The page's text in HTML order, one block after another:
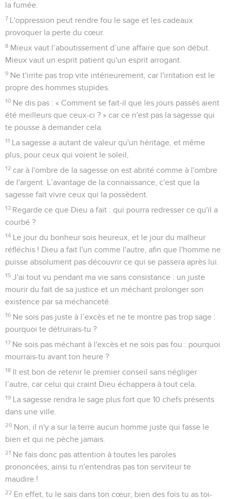
la fumée.
7 L'oppression peut rendre fou le sage et les cadeaux
provoquer la perte du cœur.
8 Mieux vaut l’aboutissement d’une affaire que son début.
Mieux vaut un esprit patient qu'un esprit arrogant.
9 Ne t'irrite pas trop vite intérieurement, car l'irritation est le
propre des hommes stupides.
10 Ne dis pas : « Comment se fait-il que les jours passés aient
été meilleurs que ceux-ci ? » car ce n'est pas la sagesse qui
te pousse à demander cela.
11 La sagesse a autant de valeur qu'un héritage, et même
plus, pour ceux qui voient le soleil,
12 car à l'ombre de la sagesse on est abrité comme à l'ombre
de l'argent. L’avantage de la connaissance, c'est que la
sagesse fait vivre ceux qui la possèdent.
13 Regarde ce que Dieu a fait : qui pourra redresser ce qu'il a
courbé ?
14 Le jour du bonheur sois heureux, et le jour du malheur
réfléchis ! Dieu a fait l'un comme l'autre, afin que l'homme ne
puisse absolument pas découvrir ce qui se passera après lui.
15 J'ai tout vu pendant ma vie sans consistance : un juste
mourir du fait de sa justice et un méchant prolonger son
existence par sa méchanceté.
16 Ne sois pas juste à l’excès et ne te montre pas trop sage :
pourquoi te détruirais-tu ?
17 Ne sois pas méchant à l'excès et ne sois pas fou : pourquoi
mourrais-tu avant ton heure ?
18 Il est bon de retenir le premier conseil sans négliger
l’autre, car celui qui craint Dieu échappera à tout cela.
19 La sagesse rendra le sage plus fort que 10 chefs présents
dans une ville.
20 Non, il n'y a sur la terre aucun homme juste qui fasse le
bien et qui ne pèche jamais.
21 Ne fais donc pas attention à toutes les paroles
prononcées, ainsi tu n'entendras pas ton serviteur te
maudire !
22 En effet, tu le sais dans ton cœur, bien des fois tu as toi-